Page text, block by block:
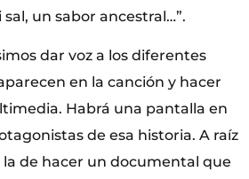
sal, un sabor ancestral…”.
dar voz a los diferentes
en la canción y hacer
Habrá una pantalla en
de esa historia. A raíz
la de hacer un documental que